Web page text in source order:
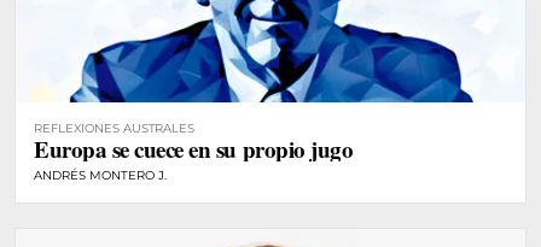
REFLEXIONES AUSTRALES
Europa se cuece en su propio jugo
ANDRÉS MONTERO J.